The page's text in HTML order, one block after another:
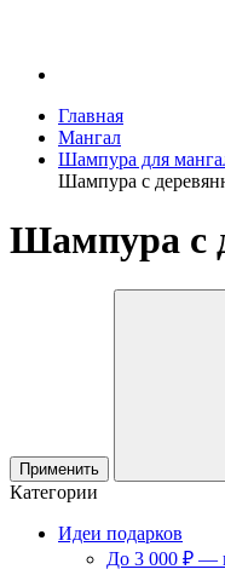
Главная
Мангал
Шампура для
Шампура с
Шампура с
Применить
Категории
Идеи подарков
До 3 000 ₽ —